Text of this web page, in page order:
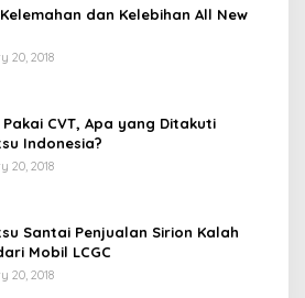
dan Kelebihan All New
20, 2018
Pakai CVT, Apa yang Ditakuti
Indonesia?
20, 2018
Santai Penjualan Sirion Kalah
Mobil LCGC
20, 2018